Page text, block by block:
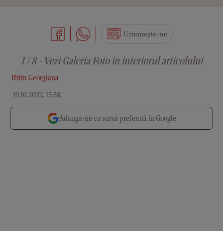
Ifrim Georgiana
19.10.2022, 15:58.
Urmărește-ne
1 / 8 - Vezi Galeria Foto in interiorul articolului
Adaugă-ne ca sursă preferată în Google